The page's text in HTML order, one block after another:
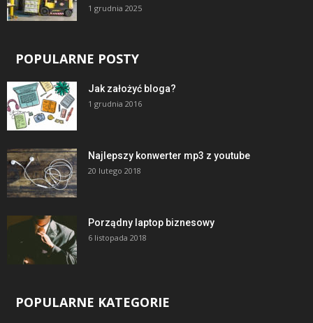
1 grudnia 2025
POPULARNE POSTY
Jak założyć bloga?
1 grudnia 2016
Najlepszy konwerter mp3 z youtube
20 lutego 2018
Porządny laptop biznesowy
6 listopada 2018
POPULARNE KATEGORIE